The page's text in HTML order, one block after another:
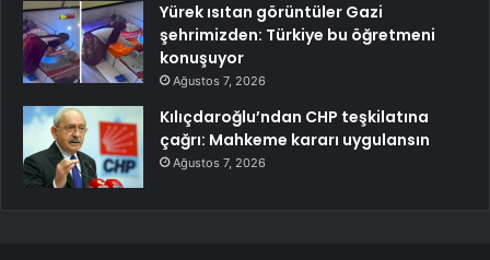
Yürek ısıtan görüntüler Gazi
şehrimizden: Türkiye bu öğretmeni
konuşuyor
Ağustos 7, 2026
Kılıçdaroğlu’ndan CHP teşkilatına
çağrı: Mahkeme kararı uygulansın
Ağustos 7, 2026